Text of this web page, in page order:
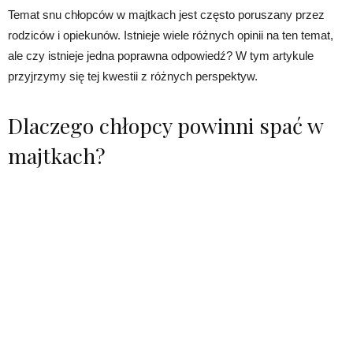
Temat snu chłopców w majtkach jest często poruszany przez
rodziców i opiekunów. Istnieje wiele różnych opinii na ten temat,
ale czy istnieje jedna poprawna odpowiedź? W tym artykule
przyjrzymy się tej kwestii z różnych perspektyw.
Dlaczego chłopcy powinni spać w
majtkach?